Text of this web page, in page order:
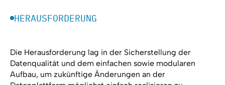
HERAUSFORDERUNG
Die Herausforderung lag in der Sicherstellung der
Datenqualität und dem einfachen sowie modularen
Aufbau, um zukünftige Änderungen an der